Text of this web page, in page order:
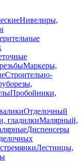
Нивелиры,
Маркеры,
Строительно-
Пробойники,
Отделочный
гладилкиМалярный,
Диспенсеры
Лестницы,